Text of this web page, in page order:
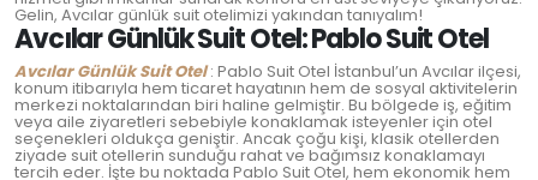
Gelin, Avcılar günlük suit otelimizi yakından tanıyalım!
Avcılar Günlük Suit Otel: Pablo Suit Otel
Avcılar Günlük Suit Otel: Pablo Suit Otel İstanbul’un Avcılar ilçesi,
konum itibarıyla hem ticaret hayatının hem de sosyal aktivitelerin
merkezi noktalarından biri haline gelmiştir. Bu bölgede iş, eğitim
veya aile ziyaretleri sebebiyle konaklamak isteyenler için otel
seçenekleri oldukça geniştir. Ancak çoğu kişi, klasik otellerden
ziyade suit otellerin sunduğu rahat ve bağımsız konaklamayı
tercih eder. İşte bu noktada Pablo Suit Otel, hem ekonomik hem